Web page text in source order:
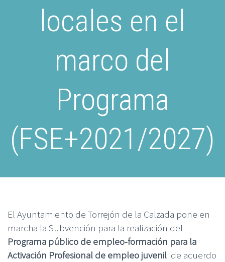
locales en el
marco del
Programa
(FSE+2021/2027)
El Ayuntamiento de Torrejón de la Calzada pone en
marcha la Subvención para la realización del
Programa público de empleo-formación para la
Activación Profesional de empleo juvenil de acuerdo